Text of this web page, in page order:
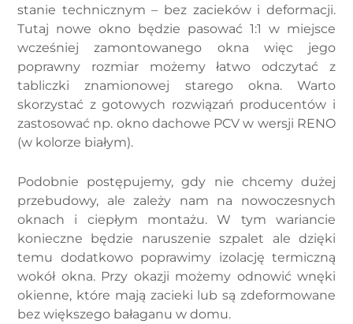
stanie technicznym – bez zacieków i deformacji.
Tutaj nowe okno będzie pasować 1:1 w miejsce
wcześniej zamontowanego okna więc jego
poprawny rozmiar możemy łatwo odczytać z
tabliczki znamionowej starego okna. Warto
skorzystać z gotowych rozwiązań producentów i
zastosować np. okno dachowe PCV w wersji RENO
(w kolorze białym).
Podobnie postępujemy, gdy nie chcemy dużej
przebudowy, ale zależy nam na nowoczesnych
oknach i ciepłym montażu. W tym wariancie
konieczne będzie naruszenie szpalet ale dzięki
temu dodatkowo poprawimy izolację termiczną
wokół okna. Przy okazji możemy odnowić wnęki
okienne, które mają zacieki lub są zdeformowane
bez większego bałaganu w domu.